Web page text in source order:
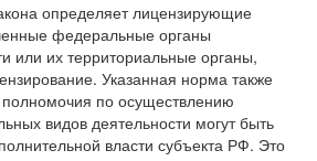
определяет лицензирующие
федеральные органы
или их территориальные органы,
Указанная норма также
полномочия по осуществлению
видов деятельности могут быть
власти субъекта РФ. Это